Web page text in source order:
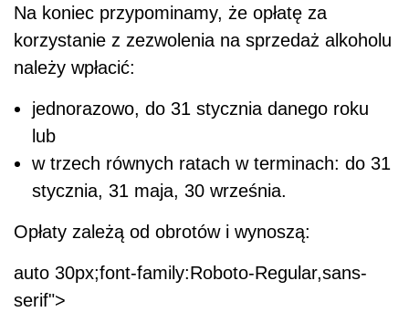
Na koniec przypominamy, że opłatę za
korzystanie z zezwolenia na sprzedaż alkoholu
należy wpłacić:
jednorazowo, do 31 stycznia danego roku
lub
w trzech równych ratach w terminach: do 31
stycznia, 31 maja, 30 września.
Opłaty zależą od obrotów i wynoszą:
auto 30px;font-family:Roboto-Regular,sans-
serif">